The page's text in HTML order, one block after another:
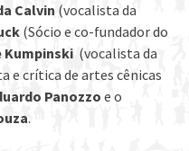
Calvin (vocalista da
(Sócio e co-fundador do
Kumpinski (vocalista da
e crítica de artes cênicas
Panozzo e o
.